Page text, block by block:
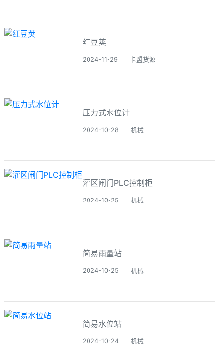
红豆荚
2024-11-29 卡盟货源
压力式水位计
2024-10-28 机械
灌区闸门PLC控制柜
2024-10-25 机械
简易雨量站
2024-10-25 机械
简易水位站
2024-10-24 机械